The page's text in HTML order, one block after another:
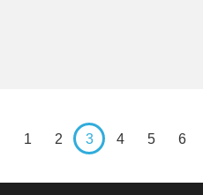
1 2 3 4 5 6